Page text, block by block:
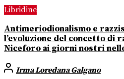
Libridine
Antimeriodionalismo e
l’evoluzione del concetto di
Niceforo ai giorni nostri
Irma Loredana Galgano